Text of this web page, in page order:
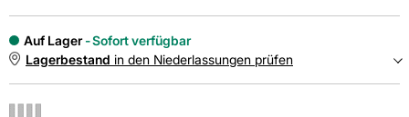
Auf Lager
Sofort verfügbar
Lagerbestand in den Niederlassungen prüfen